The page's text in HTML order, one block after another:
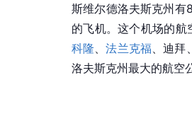
斯维尔德洛夫斯克州有
的飞机。这个机场的航
科隆 、法兰克福 、迪拜
洛夫斯克州最大的航空